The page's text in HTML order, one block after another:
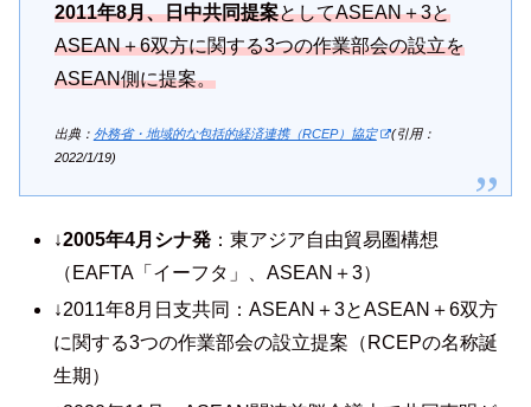
2011年8月、日中共同提案としてASEAN＋3と
ASEAN＋6双方に関する3つの作業部会の設立を
ASEAN側に提案。
出典： 外務省・地域的な包括的経済連携（RCEP）協定
(引用：
2022/1/19)
↓2005年4月シナ発 ：東アジア自由貿易圏構想
（EAFTA「イーフタ」、ASEAN＋3）
↓2011年8月日支共同：ASEAN＋3とASEAN＋6双方
に関する3つの作業部会の設立提案（RCEPの名称誕
生期）